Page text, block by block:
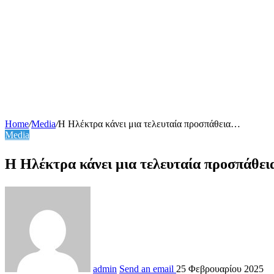
Home/Media/Η Ηλέκτρα κάνει μια τελευταία προσπάθεια…
Media
Η Ηλέκτρα κάνει μια τελευταία
admin Send an email 25 Φεβρουαρίου 2025